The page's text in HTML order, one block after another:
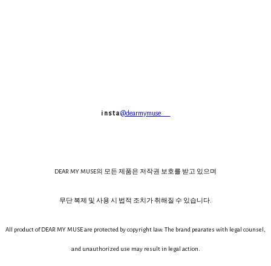
i n s t a@dearmymuse___
DEAR MY MUSE의 모든 제품은 저작권 보호를 받고 있으며
무단 복제 및 사용 시 법적 조치가 취해질 수 있습니다.
All product of DEAR MY MUSE are protected by copyright law. The brand pearates with legal counsel,
and unauthorized use may result in legal action.